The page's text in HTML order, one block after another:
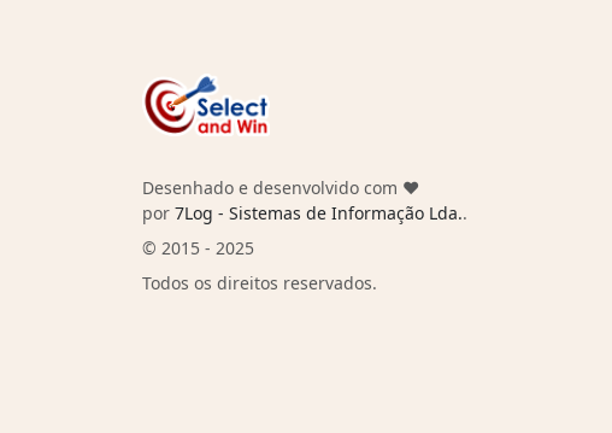
Desenhado e desenvolvido com ❤️
por 7Log - Sistemas de Informação Lda..
© 2015 - 2025
Todos os direitos reservados.